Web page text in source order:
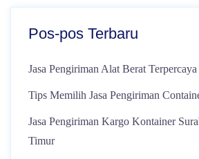
Pos-pos Terbaru
Jasa Pengiriman Alat Berat
Tips Memilih Jasa Pengiriman
Jasa Pengiriman Kargo Kontainer
Timur